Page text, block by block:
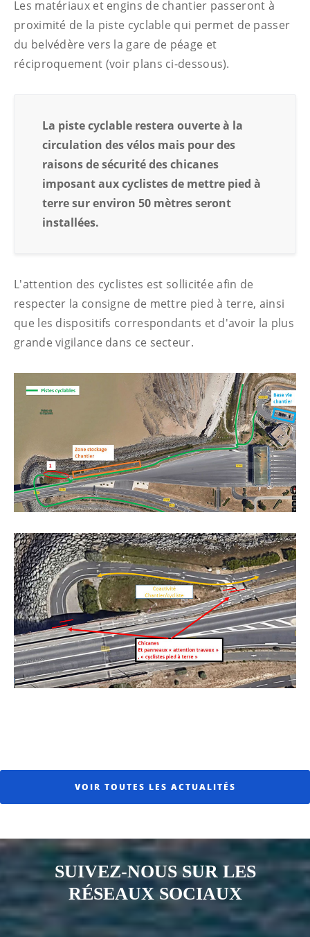
Les matériaux et engins de chantier passeront à
proximité de la piste cyclable qui permet de passer
du belvédère vers la gare de péage et
réciproquement (voir plans ci-dessous).
La piste cyclable restera ouverte à la
circulation des vélos mais pour des
raisons de sécurité des chicanes
imposant aux cyclistes de mettre pied à
terre sur environ 50 mètres seront
installées.
L'attention des cyclistes est sollicitée afin de
respecter la consigne de mettre pied à terre, ainsi
que les dispositifs correspondants et d'avoir la plus
grande vigilance dans ce secteur.
VOIR TOUTES LES ACTUALITÉS
SUIVEZ-NOUS SUR LES
RÉSEAUX SOCIAUX